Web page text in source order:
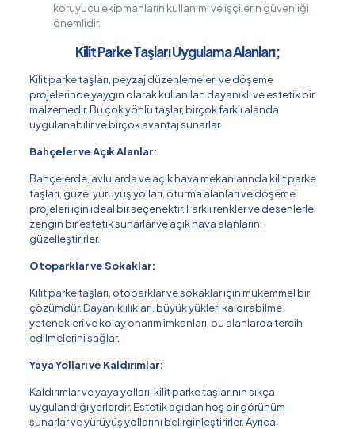
koruyucu ekipmanların kullanımı ve işçilerin güvenliği
önemlidir.
Kilit Parke Taşları Uygulama Alanları;
Kilit parke taşları, peyzaj düzenlemeleri ve döşeme
projelerinde yaygın olarak kullanılan dayanıklı ve estetik bir
malzemedir. Bu çok yönlü taşlar, birçok farklı alanda
uygulanabilir ve birçok avantaj sunarlar.
Bahçeler ve Açık Alanlar:
Bahçelerde, avlularda ve açık hava mekanlarında kilit parke
taşları, güzel yürüyüş yolları, oturma alanları ve döşeme
projeleri için ideal bir seçenektir. Farklı renkler ve desenlerle
zengin bir estetik sunarlar ve açık hava alanlarını
güzelleştirirler.
Otoparklar ve Sokaklar:
Kilit parke taşları, otoparklar ve sokaklar için mükemmel bir
çözümdür. Dayanıklılıkları, büyük yükleri kaldırabilme
yetenekleri ve kolay onarım imkanları, bu alanlarda tercih
edilmelerini sağlar.
Yaya Yolları ve Kaldırımlar:
Kaldırımlar ve yaya yolları, kilit parke taşlarının sıkça
uygulandığı yerlerdir. Estetik açıdan hoş bir görünüm
sunarlar ve yürüyüş yollarını belirginleştirirler. Ayrıca,